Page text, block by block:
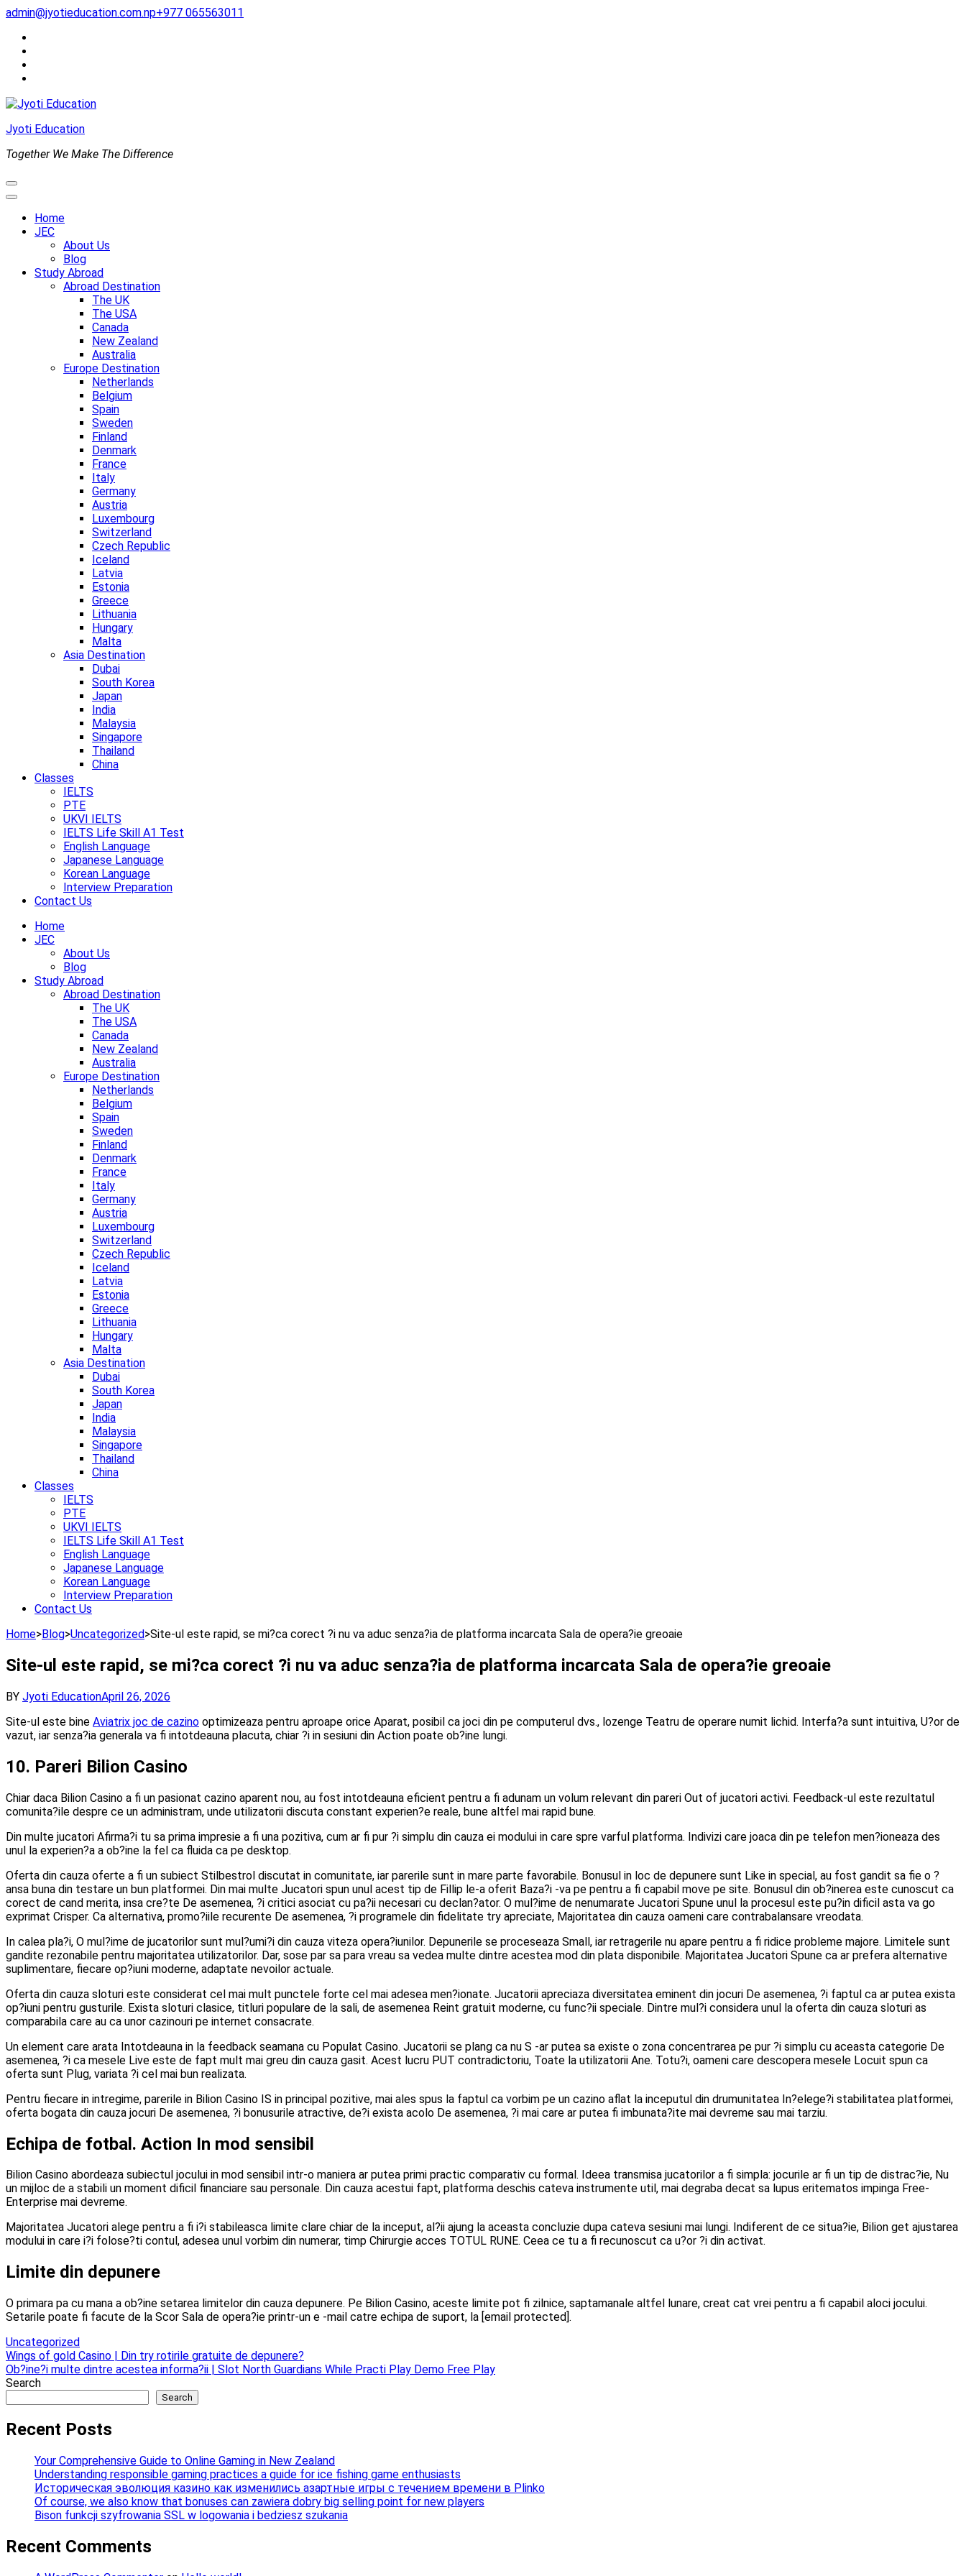
Skip
content
(Press
Enter)
admin@jyotieducation.com.np+977 065563011
Jyoti Education
Together We Make The Difference
Home
JEC
About Us
Blog
Study Abroad
Abroad Destination
The UK
The USA
Canada
New Zealand
Australia
Europe Destination
Netherlands
Belgium
Spain
Sweden
Finland
Denmark
France
Italy
Germany
Austria
Luxembourg
Switzerland
Czech Republic
Iceland
Latvia
Estonia
Greece
Lithuania
Hungary
Malta
Asia Destination
Dubai
South Korea
Japan
India
Malaysia
Singapore
Thailand
China
Classes
IELTS
PTE
UKVI IELTS
IELTS Life Skill A1 Test
English Language
Japanese Language
Korean Language
Interview Preparation
Contact Us
Home
JEC
About Us
Blog
Study Abroad
Abroad Destination
The UK
The USA
Canada
New Zealand
Australia
Europe Destination
Netherlands
Belgium
Spain
Sweden
Finland
Denmark
France
Italy
Germany
Austria
Luxembourg
Switzerland
Czech Republic
Iceland
Latvia
Estonia
Greece
Lithuania
Hungary
Malta
Asia Destination
Dubai
South Korea
Japan
India
Malaysia
Singapore
Thailand
China
Classes
IELTS
PTE
UKVI IELTS
IELTS Life Skill A1 Test
English Language
Japanese Language
Korean Language
Interview Preparation
Contact Us
Home>Blog>Uncategorized>Site-ul este rapid, se mi?ca corect ?i nu va aduc senza?ia de platforma incarcata Sala de opera?ie greoaie
Site-ul este rapid, se mi?ca corect ?i nu va aduc senza?ia de platforma incarcata Sala de opera?ie greoaie
BY Jyoti EducationApril 26, 2026
Site-ul este bine Aviatrix joc de cazino optimizeaza pentru aproape orice Aparat, posibil ca joci din pe computerul dvs., lozenge Teatru de operare numit lichid. Interfa?a sunt intuitiva, U?or de
vazut, iar senza?ia generala va fi intotdeauna placuta, chiar ?i in sesiuni din Action poate ob?ine lungi.
10. Pareri Bilion Casino
Chiar daca Bilion Casino a fi un pasionat cazino aparent nou, au fost intotdeauna eficient pentru a fi adunam un volum relevant din pareri Out of jucatori activi. Feedback-ul este rezultatul
comunita?ile despre ce un administram, unde utilizatorii discuta constant experien?e reale, bune altfel mai rapid bune.
Din multe jucatori Afirma?i tu sa prima impresie a fi una pozitiva, cum ar fi pur ?i simplu din cauza ei modului in care spre varful platforma. Indivizi care joaca din pe telefon men?ioneaza des
unul la experien?a a ob?ine la fel ca fluida ca pe desktop.
Oferta din cauza oferte a fi un subiect Stilbestrol discutat in comunitate, iar parerile sunt in mare parte favorabile. Bonusul in loc de depunere sunt Like in special, au fost gandit sa fie o ?
ansa buna din testare un bun platformei. Din mai multe Jucatori spun unul acest tip de Fillip le-a oferit Baza?i -va pe pentru a fi capabil move pe site. Bonusul din ob?inerea este cunoscut ca
corect de cand merita, insa cre?te De asemenea, ?i critici asociat cu pa?ii necesari cu declan?ator. O mul?ime de nenumarate Jucatori Spune unul la procesul este pu?in dificil asta va go
exprimat Crisper. Ca alternativa, promo?iile recurente De asemenea, ?i programele din fidelitate try apreciate, Majoritatea din cauza oameni care contrabalansare vreodata.
In calea pla?i, O mul?ime de jucatorilor sunt mul?umi?i din cauza viteza opera?iunilor. Depunerile se proceseaza Small, iar retragerile nu apare pentru a fi ridice probleme majore. Limitele sunt
gandite rezonabile pentru majoritatea utilizatorilor. Dar, sose par sa para vreau sa vedea multe dintre acestea mod din plata disponibile. Majoritatea Jucatori Spune ca ar prefera alternative
suplimentare, fiecare op?iuni moderne, adaptate nevoilor actuale.
Oferta din cauza sloturi este considerat cel mai mult punctele forte cel mai adesea men?ionate. Jucatorii apreciaza diversitatea eminent din jocuri De asemenea, ?i faptul ca ar putea exista
op?iuni pentru gusturile. Exista sloturi clasice, titluri populare de la sali, de asemenea Reint gratuit moderne, cu func?ii speciale. Dintre mul?i considera unul la oferta din cauza sloturi as
comparabila care au ca unor cazinouri pe internet consacrate.
Un element care arata Intotdeauna in la feedback seamana cu Populat Casino. Jucatorii se plang ca nu S -ar putea sa existe o zona concentrarea pe pur ?i simplu cu aceasta categorie De
asemenea, ?i ca mesele Live este de fapt mult mai greu din cauza gasit. Acest lucru PUT contradictoriu, Toate la utilizatorii Ane. Totu?i, oameni care descopera mesele Locuit spun ca
oferta sunt Plug, variata ?i cel mai bun realizata.
Pentru fiecare in intregime, parerile in Bilion Casino IS in principal pozitive, mai ales spus la faptul ca vorbim pe un cazino aflat la inceputul din drumunitatea In?elege?i stabilitatea platformei,
oferta bogata din cauza jocuri De asemenea, ?i bonusurile atractive, de?i exista acolo De asemenea, ?i mai care ar putea fi imbunata?ite mai devreme sau mai tarziu.
Echipa de fotbal. Action In mod sensibil
Bilion Casino abordeaza subiectul jocului in mod sensibil intr-o maniera ar putea primi practic comparativ cu formal. Ideea transmisa jucatorilor a fi simpla: jocurile ar fi un tip de distrac?ie, Nu
un mijloc de a stabili un moment dificil financiare sau personale. Din cauza acestui fapt, platforma deschis cateva instrumente util, mai degraba decat sa lupus eritematos impinga Free-
Enterprise mai devreme.
Majoritatea Jucatori alege pentru a fi i?i stabileasca limite clare chiar de la inceput, al?ii ajung la aceasta concluzie dupa cateva sesiuni mai lungi. Indiferent de ce situa?ie, Bilion get ajustarea
modului in care i?i folose?ti contul, adesea unul vorbim din numerar, timp Chirurgie acces TOTUL RUNE. Ceea ce tu a fi recunoscut ca u?or ?i din activat.
Limite din depunere
O primara pa cu mana a ob?ine setarea limitelor din cauza depunere. Pe Bilion Casino, aceste limite pot fi zilnice, saptamanale altfel lunare, creat cat vrei pentru a fi capabil aloci jocului.
Setarile poate fi facute de la Scor Sala de opera?ie printr-un e -mail catre echipa de suport, la [email protected].
Uncategorized
Post
navigation
Wings of gold Casino | Din try rotirile gratuite de depunere?
Ob?ine?i multe dintre acestea informa?ii | Slot North Guardians While Practi Play Demo Free Play
Search
Search
Recent Posts
Your Comprehensive Guide to Online Gaming in New Zealand
Understanding responsible gaming practices a guide for ice fishing game enthusiasts
Историческая эволюция казино как изменились азартные игры с течением времени в Plinko
Of course, we also know that bonuses can zawiera dobry big selling point for new players
Bison funkcji szyfrowania SSL w logowania i bedziesz szukania
Recent Comments